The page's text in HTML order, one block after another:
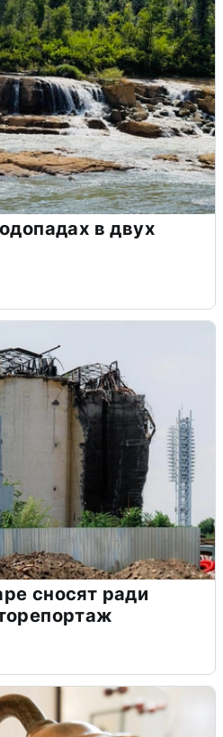
в двух
сносят ради